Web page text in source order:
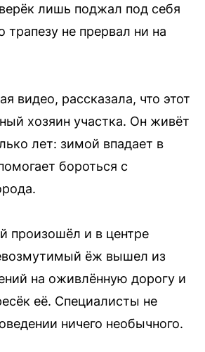
лишь поджал под себя
трапезу не прервал ни на
видео, рассказала, что этот
хозяин участка. Он живёт
лет: зимой впадает в
бороться с
произошёл и в центре
ёж вышел из
на оживлённую дорогу и
её. Специалисты не
ничего необычного.